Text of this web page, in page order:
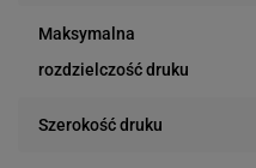
Maksymalna
rozdzielczość druku
Szerokość druku